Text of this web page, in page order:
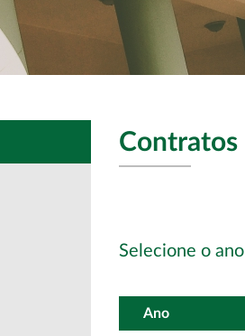
Selecione o
Ano